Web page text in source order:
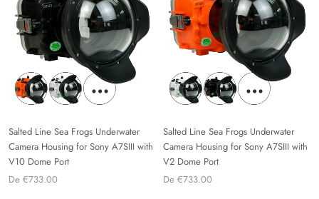
Salted Line Sea Frogs Underwater
Camera Housing for Sony A7SIII with
V10 Dome Port
De €733.00
Salted Line Sea Frogs Underwater
Camera Housing for Sony A7SIII with
V2 Dome Port
De €733.00